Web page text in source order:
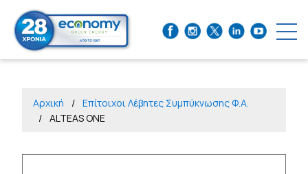
Αρχική
Επίτοιχοι Λέβητες Συμπύκνωσης Φ.Α.
ALTEAS ONE